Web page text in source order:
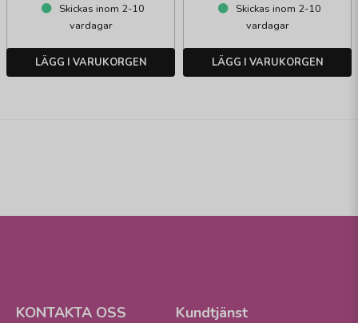
Skickas inom 2-10
vardagar
LÄGG I VARUKORGEN
Skickas inom 2-10
vardagar
LÄGG I VARUKORGEN
KONTAKTA OSS Kundtjänst